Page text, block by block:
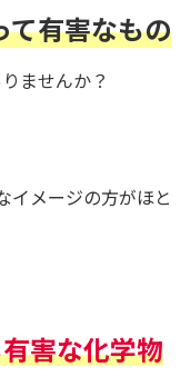
て有害なもの
ませんか？
イメージの方がほと
害な化学物